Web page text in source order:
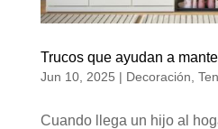
Trucos que ayudan a
Jun 10, 2025 | Decoración
Cuando llega un hijo al